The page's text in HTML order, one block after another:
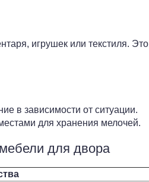
игрушек или текстиля. Это
в зависимости от ситуации.
для хранения мелочей.
для двора